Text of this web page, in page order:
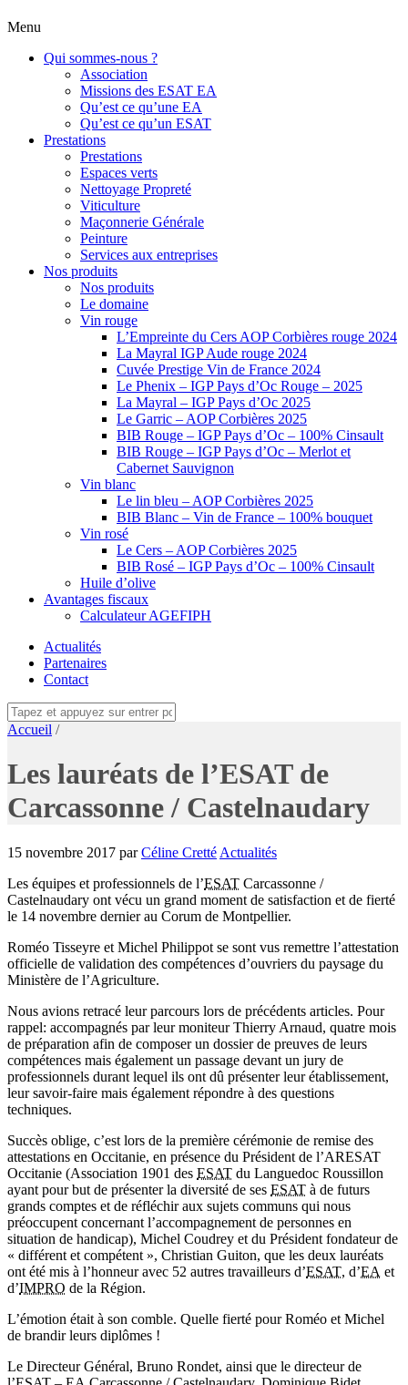
Menu
Qui sommes-nous ?
Association
Missions des ESAT EA
Qu’est ce qu’une EA
Qu’est ce qu’un ESAT
Prestations
Prestations
Espaces verts
Nettoyage Propreté
Viticulture
Maçonnerie Générale
Peinture
Services aux entreprises
Nos produits
Nos produits
Le domaine
Vin rouge
L’Empreinte du Cers AOP Corbières rouge 2024
La Mayral IGP Aude rouge 2024
Cuvée Prestige Vin de France 2024
Le Phenix – IGP Pays d’Oc Rouge – 2025
La Mayral – IGP Pays d’Oc 2025
Le Garric – AOP Corbières 2025
BIB Rouge – IGP Pays d’Oc – 100% Cinsault
BIB Rouge – IGP Pays d’Oc – Merlot et
Cabernet Sauvignon
Vin blanc
Le lin bleu – AOP Corbières 2025
BIB Blanc – Vin de France – 100% bouquet
Vin rosé
Le Cers – AOP Corbières 2025
BIB Rosé – IGP Pays d’Oc – 100% Cinsault
Huile d’olive
Avantages fiscaux
Calculateur AGEFIPH
Actualités
Partenaires
Contact
Accueil /
Les lauréats de l’ESAT de
Carcassonne / Castelnaudary
15 novembre 2017 parCéline Cretté Actualités
Les équipes et professionnels de l’ESAT Carcassonne /
Castelnaudary ont vécu un grand moment de satisfaction et de fierté
le 14 novembre dernier au Corum de Montpellier.
Roméo Tisseyre et Michel Philippot se sont vus remettre l’attestation
officielle de validation des compétences d’ouvriers du paysage du
Ministère de l’Agriculture.
Nous avions retracé leur parcours lors de précédents articles. Pour
rappel: accompagnés par leur moniteur Thierry Arnaud, quatre mois
de préparation afin de composer un dossier de preuves de leurs
compétences mais également un passage devant un jury de
professionnels durant lequel ils ont dû présenter leur établissement,
leur savoir-faire mais également répondre à des questions
techniques.
Succès oblige, c’est lors de la première cérémonie de remise des
attestations en Occitanie, en présence du Président de l’ARESAT
Occitanie (Association 1901 des ESAT du Languedoc Roussillon
ayant pour but de présenter la diversité de ses ESAT à de futurs
grands comptes et de réfléchir aux sujets communs qui nous
préoccupent concernant l’accompagnement de personnes en
situation de handicap), Michel Coudrey et du Président fondateur de
« différent et compétent », Christian Guiton, que les deux lauréats
ont été mis à l’honneur avec 52 autres travailleurs d’ESAT, d’EA et
d’IMPRO de la Région.
L’émotion était à son comble. Quelle fierté pour Roméo et Michel
de brandir leurs diplômes !
Le Directeur Général, Bruno Rondet, ainsi que le directeur de